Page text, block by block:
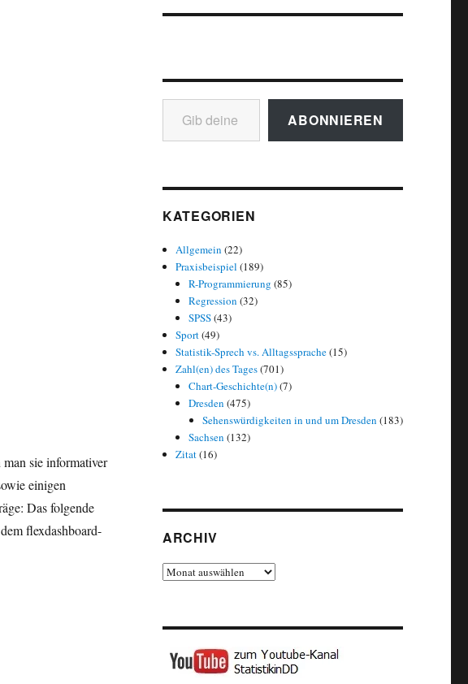
sie informativer
einigen
Das folgende
flexdashboard-
in R (ggplot2 und mehr)“
Gib deine E-Mail-Adresse ein ...
ABONNIEREN
KATEGORIEN
Allgemein (22)
Praxisbeispiel (189)
R-Programmierung (85)
Regression (32)
SPSS(43)
Sport(49)
Statistik-Sprech vs. Alltagssprache(15)
Zahl(en) des Tages(701)
Chart-Geschichte(n)(7)
Dresden (475)
Sehenswürdigkeiten in und um Dresden (183)
Sachsen (132)
Zitat(16)
ARCHIV
Archiv